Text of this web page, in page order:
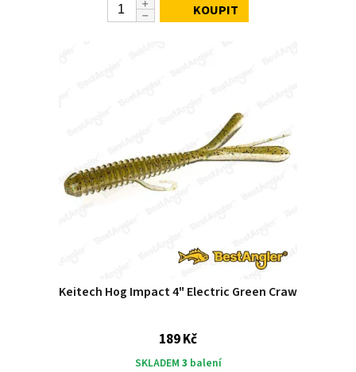
KOUPIT
Keitech Hog Impact 4" Electric Green Craw
189 Kč
SKLADEM 3 balení